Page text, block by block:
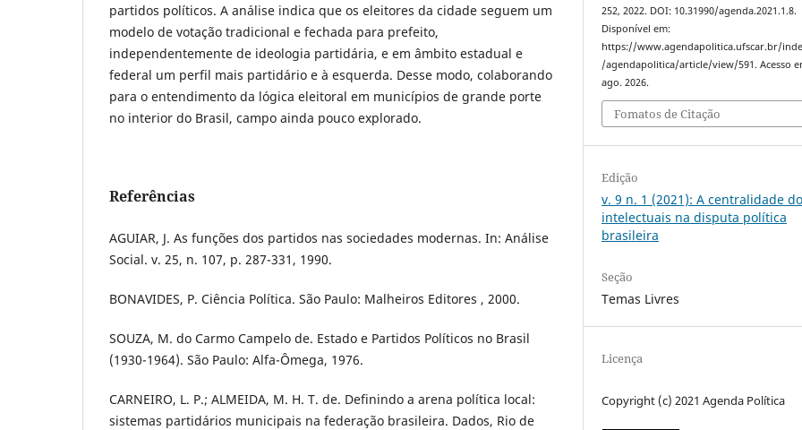
partidos políticos. A análise indica que os eleitores da cidade seguem um
modelo de votação tradicional e fechada para prefeito,
independentemente de ideologia partidária, e em âmbito estadual e
federal um perfil mais partidário e à esquerda. Desse modo, colaborando
para o entendimento da lógica eleitoral em municípios de grande porte
no interior do Brasil, campo ainda pouco explorado.
Referências
AGUIAR, J. As funções dos partidos nas sociedades modernas. In: Análise
Social. v. 25, n. 107, p. 287-331, 1990.
BONAVIDES, P. Ciência Política. São Paulo: Malheiros Editores , 2000.
SOUZA, M. do Carmo Campelo de. Estado e Partidos Políticos no Brasil
(1930-1964). São Paulo: Alfa-Ômega, 1976.
CARNEIRO, L. P.; ALMEIDA, M. H. T. de. Definindo a arena política local:
sistemas partidários municipais na federação brasileira. Dados, Rio de
252, 2022. DOI: 10.31990/agenda.2021.1.8.
Disponível em:
https://www.agendapolitica.ufscar.br/
/agendapolitica/article/view/591. Acesso
ago. 2026.
Fomatos de Citação
Edição
v. 9 n. 1 (2021): A centralidade
intelectuais na disputa política
brasileira
Seção
Temas Livres
Licença
Copyright (c) 2021 Agenda Política